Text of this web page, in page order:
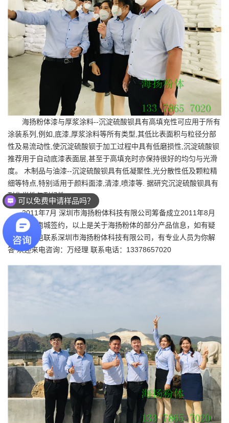
海扬粉体漆与厚浆涂料--沉淀硫酸钡具有高填充性可应用于所有
涂装系列,例如,底漆,厚浆涂料等所有类型,其低比表面积与粒径分部
性及易流动性,使沉淀硫酸钡于加工过程中具有低磨损性,沉淀硫酸钡
推荐用于自动底漆表面层,甚至于高填充时亦保持很好的均匀与光滑
度。 木制品与油漆--沉淀硫酸钡具有低凝聚性,光分散性低及颗粒精
细等特点,特别适用于颜料面漆,清漆,喷漆等. 据研究沉淀硫酸钡具有
耐化学性与耐候性。
2011年7月 深圳市海扬粉体科技有限公司筹备成立2011年8月
与深圳华南城签约，以上是关于海扬粉体的部分产品信息，如有疑
问，请致电联系深圳市海扬粉体科技有限公司，有专业人员为你解
答 欢迎来电咨询：万经理 联系电话：13378657020
可以免费申请样品吗？